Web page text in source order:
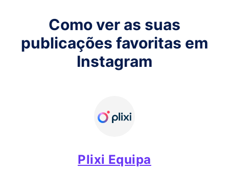
Como ver as suas
publicações favoritas em
Instagram
Plixi Equipa